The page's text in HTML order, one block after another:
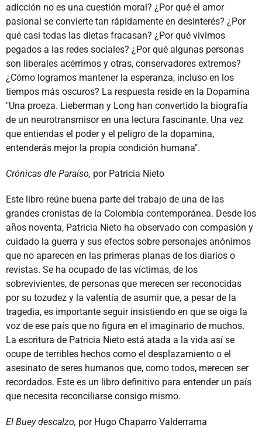
adicción no es una cuestión moral? ¿Por qué el amor
pasional se convierte tan rápidamente en desinterés? ¿Por
qué casi todas las dietas fracasan? ¿Por qué vivimos
pegados a las redes sociales? ¿Por qué algunas personas
son liberales acérrimos y otras, conservadores extremos?
¿Cómo logramos mantener la esperanza, incluso en los
tiempos más oscuros? La respuesta reside en la Dopamina
"Una proeza. Lieberman y Long han convertido la biografía
de un neurotransmisor en una lectura fascinante. Una vez
que entiendas el poder y el peligro de la dopamina,
entenderás mejor la propia condición humana".
Crónicas dle Paraíso, por Patricia Nieto
Este libro reúne buena parte del trabajo de una de las
grandes cronistas de la Colombia contemporánea. Desde los
años noventa, Patricia Nieto ha observado con compasión y
cuidado la guerra y sus efectos sobre personajes anónimos
que no aparecen en las primeras planas de los diarios o
revistas. Se ha ocupado de las víctimas, de los
sobrevivientes, de personas que merecen ser reconocidas
por su tozudez y la valentía de asumir que, a pesar de la
tragedia, es importante seguir insistiendo en que se oiga la
voz de ese país que no figura en el imaginario de muchos.
La escritura de Patricia Nieto está atada a la vida así se
ocupe de terribles hechos como el desplazamiento o el
asesinato de seres humanos que, como todos, merecen ser
recordados. Este es un libro definitivo para entender un país
que necesita reconciliarse consigo mismo.
El Buey descalzo, por Hugo Chaparro Valderrama